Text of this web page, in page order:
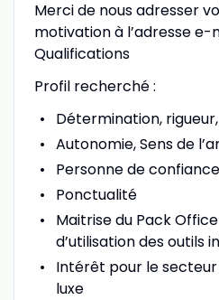
Merci de nous adresser
motivation à l’adresse e-
Qualifications
Profil recherché :
Détermination,
Autonomie, Sens de
Personne de confiance
Ponctualité
Maitrise du Pack
d’utilisation des outils
Intérêt pour le secteur
luxe